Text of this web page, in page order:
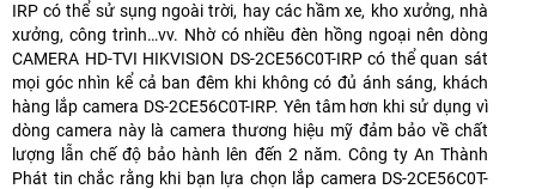
IRP có thể sử sụng ngoài trời, hay các hầm xe, kho xưởng, nhà
xưởng, công trình…vv. Nhờ có nhiều đèn hồng ngoại nên dòng
CAMERA HD-TVI HIKVISION DS-2CE56C0T-IRP có thể quan sát
mọi góc nhìn kể cả ban đêm khi không có đủ ánh sáng, khách
hàng lắp camera DS-2CE56C0T-IRP. Yên tâm hơn khi sử dụng vì
dòng camera này là camera thương hiệu mỹ đảm bảo về chất
lượng lẫn chế độ bảo hành lên đến 2 năm. Công ty An Thành
Phát tin chắc rằng khi bạn lựa chọn lắp camera DS-2CE56C0T-